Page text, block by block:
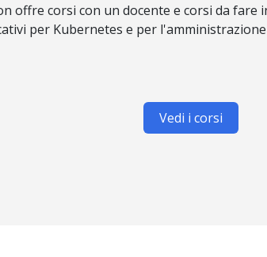
offre corsi con un docente e corsi da
per Kubernetes e per
Vedi i corsi